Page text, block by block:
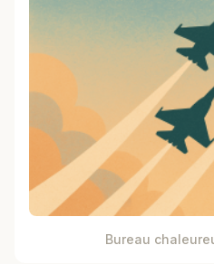
Bureau